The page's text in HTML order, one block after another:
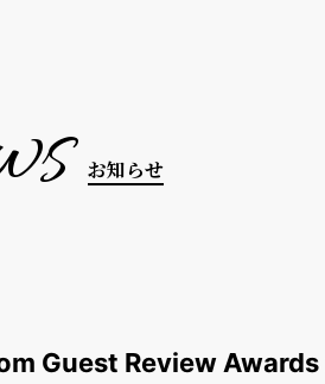
お知らせ
Guest Review Awards